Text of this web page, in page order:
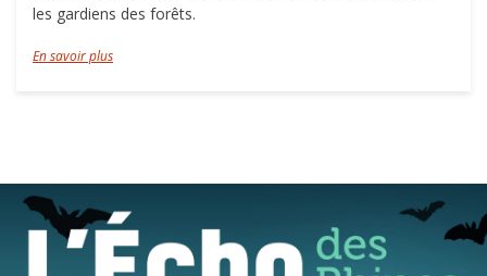
les gardiens des forêts.
En savoir plus